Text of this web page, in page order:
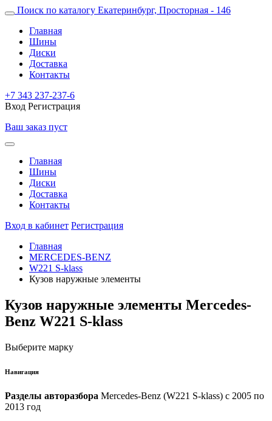
Поиск по каталогу Екатеринбург, Просторная - 146
Главная
Шины
Диски
Доставка
Контакты
+7 343 237-237-6
Вход Регистрация
Ваш заказ пуст
Главная
Шины
Диски
Доставка
Контакты
Вход в кабинет Регистрация
Главная
MERCEDES-BENZ
W221 S-klass
Кузов наружные элементы
Кузов наружные элементы Mercedes-
Benz W221 S-klass
Выберите марку
Навигация
Разделы авторазбора Mercedes-Benz (W221 S-klass) с 2005 по
2013 год